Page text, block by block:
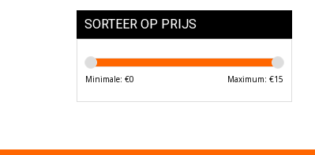
SORTEER OP PRIJS
Minimale: €0 Maximum: €15